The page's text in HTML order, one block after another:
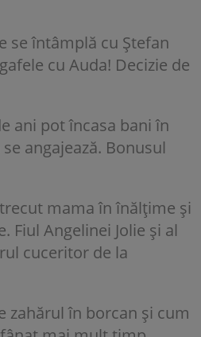
se întâmplă cu Ștefan
cu Auda! Decizie de
ani pot încasa bani în
angajează. Bonusul
mama în înălțime și
Fiul Angelinei Jolie și al
cuceritor de la
zahărul în borcan și cum